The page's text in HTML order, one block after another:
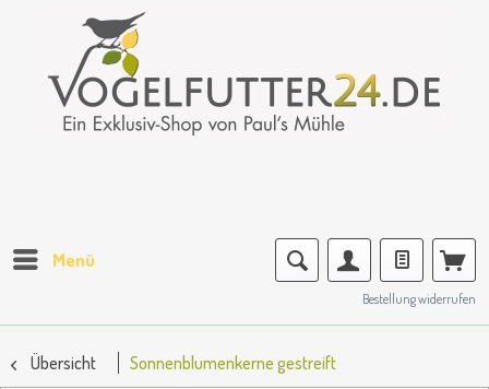
Menü
Bestellung widerrufen
Übersicht Sonnenblumenkerne gestreift